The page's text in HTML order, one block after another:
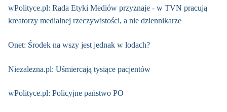
wPolityce.pl: Rada Etyki Mediów przyznaje - w TVN pracują
kreatorzy medialnej rzeczywistości, a nie dziennikarze
Onet: Środek na wszy jest jednak w lodach?
Niezalezna.pl: Uśmiercają tysiące pacjentów
wPolityce.pl: Policyjne państwo PO